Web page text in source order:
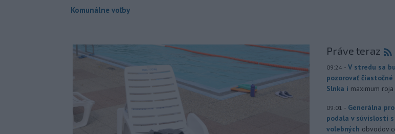
Komunálne voľby
Práve teraz
09:24 - V stredu sa
pozorovať
Slnka i maximum
09:01 - Generálna
podala v súvislosti
volebných obvodov